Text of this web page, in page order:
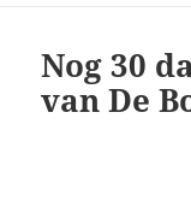
Nog 30
van De